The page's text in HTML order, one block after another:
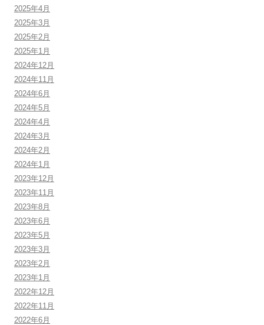
2025年4月
2025年3月
2025年2月
2025年1月
2024年12月
2024年11月
2024年6月
2024年5月
2024年4月
2024年3月
2024年2月
2024年1月
2023年12月
2023年11月
2023年8月
2023年6月
2023年5月
2023年3月
2023年2月
2023年1月
2022年12月
2022年11月
2022年6月